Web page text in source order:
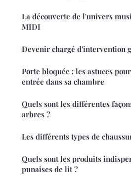
La découverte de l'univers
MIDI
Devenir chargé d'intervention
Porte bloquée : les astuces
entrée dans sa chambre
Quels sont les différentes
arbres ?
Les différents types de
Quels sont les produits
punaises de lit ?